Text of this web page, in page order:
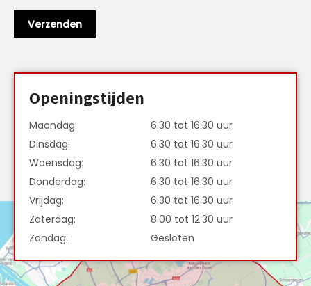
Openingstijden
Maandag:
6.30 tot 16:30 uur
Dinsdag:
6.30 tot 16:30 uur
Woensdag:
6.30 tot 16:30 uur
Donderdag:
6.30 tot 16:30 uur
Vrijdag:
6.30 tot 16:30 uur
Zaterdag:
8.00 tot 12:30 uur
Zondag:
Gesloten